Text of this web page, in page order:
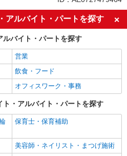
探す
即日勤務OK
友達と応募OK
未経験歓迎
大学生歓迎
女性活躍中
フリーター歓迎
ブランクOK
週払い
アルバイト・パートを探す
バイト・パートを探す
営業
飲食・フード
オフィスワーク・事務
・アルバイト・パートを探す
保育士・保育補助
美容師・ネイリスト・まつげ施術